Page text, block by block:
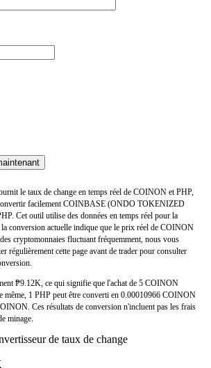
le taux de change en temps réel de COINON et PHP,
facilement COINBASE (ONDO TOKENIZED
Cet outil utilise des données en temps réel pour la
conversion actuelle indique que le prix réel de COINON
cryptomonnaies fluctuant fréquemment, nous vous
régulièrement cette page avant de trader pour consulter
₱9.12K, ce qui signifie que l'achat de 5 COINON
même, 1 PHP peut être converti en 0.00010966 COINON
Ces résultats de conversion n'incluent pas les frais
minage.
de taux de change